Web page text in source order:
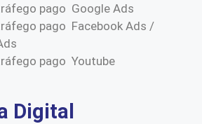
pago Google Ads
pago Facebook Ads /
pago Youtube
Digital